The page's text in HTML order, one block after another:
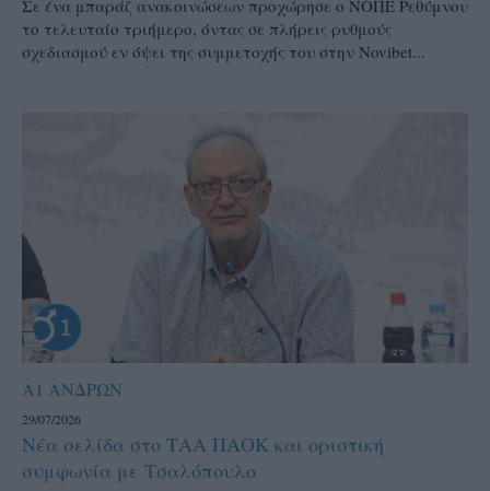
Σε ένα μπαράζ ανακοινώσεων προχώρησε ο ΝΟΠΕ Ρεθύμνου
το τελευταίο τριήμερο, όντας σε πλήρεις ρυθμούς
σχεδιασμού εν όψει της συμμετοχής του στην Novibet...
Α1 ΑΝΔΡΩΝ
29/07/2026
Νέα σελίδα στο ΤΑΑ ΠΑΟΚ και οριστική
συμφωνία με Τσαλόπουλο